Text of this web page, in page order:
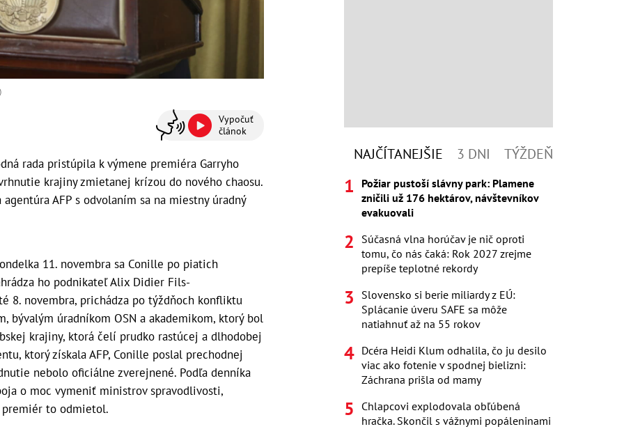
Vypočuť
článok
rada pristúpila k výmene premiéra Garryho
krajiny zmietanej krízou do nového chaosu.
AFP s odvolaním sa na miestny úradný
11. novembra sa Conille po piatich
ho podnikateľ Alix Didier Fils-
8. novembra, prichádza po týždňoch konfliktu
bývalým úradníkom OSN a akademikom, ktorý bol
krajiny, ktorá čelí prudko rastúcej a dlhodobej
ktorý získala AFP, Conille poslal prechodnej
nebolo oficiálne zverejnené. Podľa denníka
o moc vymeniť ministrov spravodlivosti,
premiér to odmietol.
NAJČÍTANEJŠIE 3 DNI TÝŽDEŇ
Požiar pustoší slávny park: Plamene
zničili už 176 hektárov, návštevníkov
evakuovali
Súčasná vlna horúčav je nič oproti
tomu, čo nás čaká: Rok 2027 zrejme
prepíše teplotné rekordy
Slovensko si berie miliardy z EÚ:
Splácanie úveru SAFE sa môže
natiahnuť až na 55 rokov
Dcéra Heidi Klum odhalila, čo ju desilo
viac ako fotenie v spodnej bielizni:
Záchrana prišla od mamy
Chlapcovi explodovala obľúbená
hračka. Skončil s vážnymi popáleninami